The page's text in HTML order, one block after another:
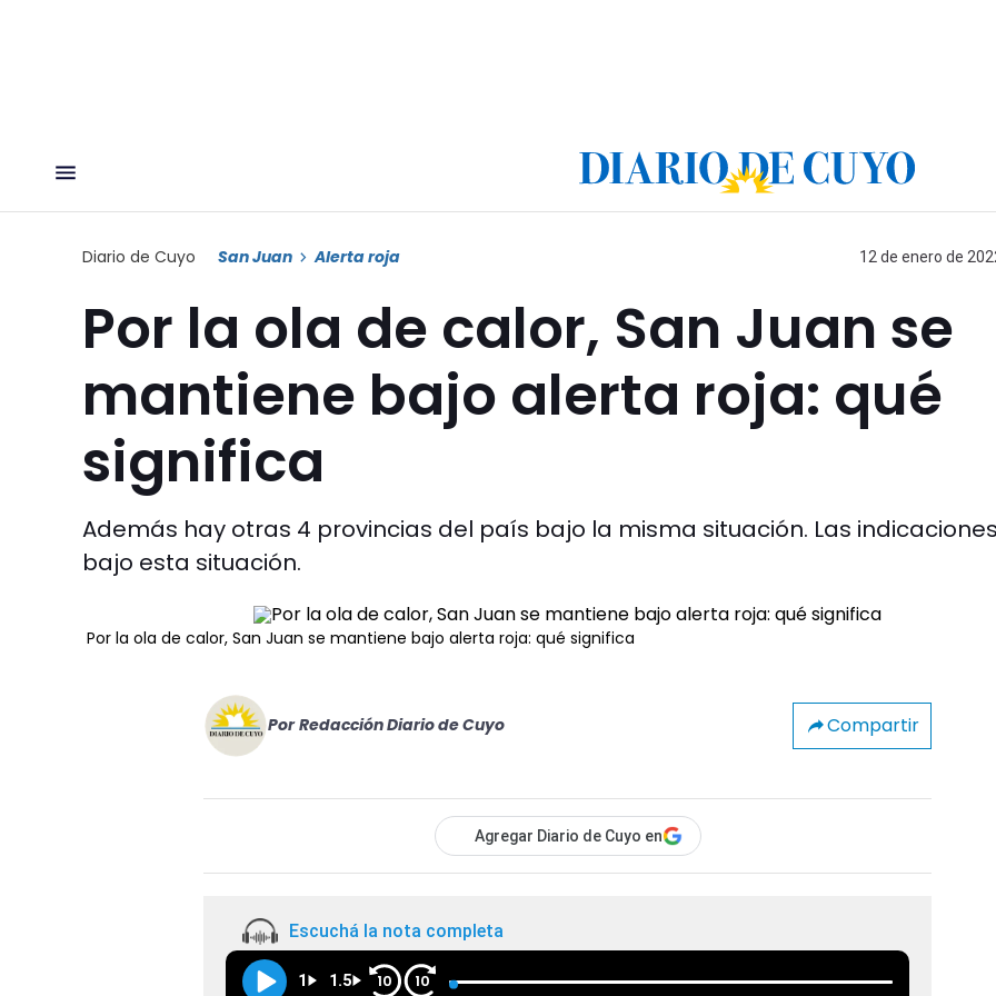
Diario de Cuyo San Juan Alerta roja 12 de enero de
Por la ola de calor, San Juan se
mantiene bajo alerta roja: qué
significa
Además hay otras 4 provincias del país bajo la misma situación. Las
bajo esta situación.
Por la ola de calor, San Juan se mantiene bajo alerta roja: qué significa
Por Redacción Diario de Cuyo Compartir
Agregar Diario de Cuyo en
Escuchá la nota completa
1 1.5 10 10